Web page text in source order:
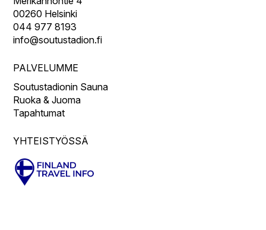
00260 Helsinki
044 977 8193
info@soutustadion.fi
PALVELUMME
Soutustadionin Sauna
Ruoka & Juoma
Tapahtumat
YHTEISTYÖSSÄ